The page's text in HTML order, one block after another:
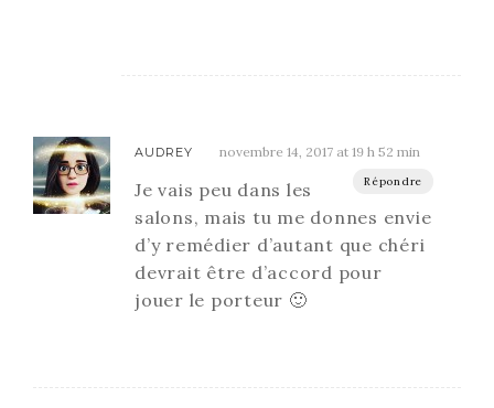
AUDREY novembre 14, 2017 at 19 h 52 min
Répondre
Je vais peu dans les
salons, mais tu me donnes envie
d’y remédier d’autant que chéri
devrait être d’accord pour
jouer le porteur 🙂